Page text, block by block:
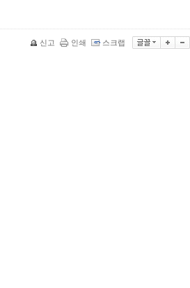
신고 인쇄 스크랩